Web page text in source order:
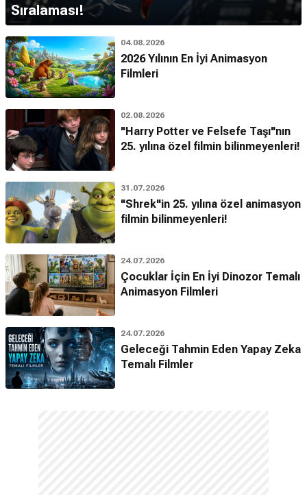
Sıralaması!
04.08.2026
2026 Yılının En İyi Animasyon
Filmleri
02.08.2026
"Harry Potter ve Felsefe Taşı"nın
25. yılına özel filmin bilinmeyenleri!
31.07.2026
"Shrek"in 25. yılına özel animasyon
filmin bilinmeyenleri!
24.07.2026
Çocuklar İçin En İyi Dinozor Temalı
Animasyon Filmleri
24.07.2026
Geleceği Tahmin Eden Yapay Zeka
Temalı Filmler